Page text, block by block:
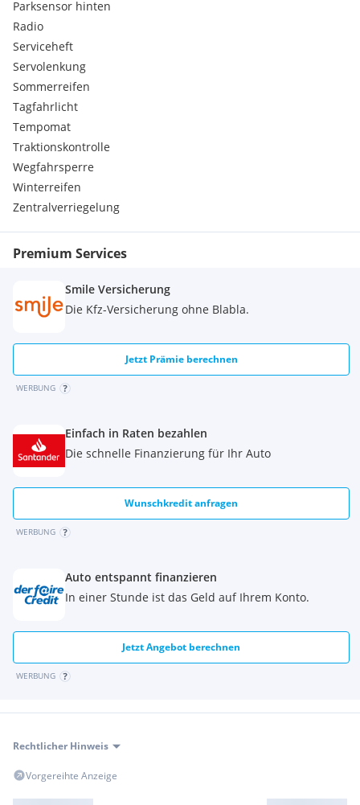
Parksensor hinten
Radio
Serviceheft
Servolenkung
Sommerreifen
Tagfahrlicht
Tempomat
Traktionskontrolle
Wegfahrsperre
Winterreifen
Zentralverriegelung
Premium Services
Smile Versicherung
Die Kfz-Versicherung ohne Blabla.
Jetzt Prämie berechnen
WERBUNG
Einfach in Raten bezahlen
Die schnelle Finanzierung für Ihr Auto
Wunschkredit anfragen
WERBUNG
Auto entspannt finanzieren
In einer Stunde ist das Geld auf Ihrem Konto.
Jetzt Angebot berechnen
WERBUNG
Rechtlicher Hinweis
Vorgereihte Anzeige